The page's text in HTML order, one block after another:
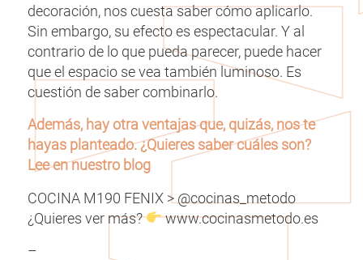
decoración, nos cuesta saber cómo aplicarlo.
Sin embargo, su efecto es espectacular. Y al
contrario de lo que pueda parecer, puede hacer
que el espacio se vea también luminoso. Es
cuestión de saber combinarlo.
Además, hay otra ventajas que, quizás, nos te
hayas planteado. ¿Quieres saber cuáles son?
Lee en nuestro blog
COCINA M190 FENIX > @cocinas_metodo
¿Quieres ver más?
www.cocinasmetodo.es
–